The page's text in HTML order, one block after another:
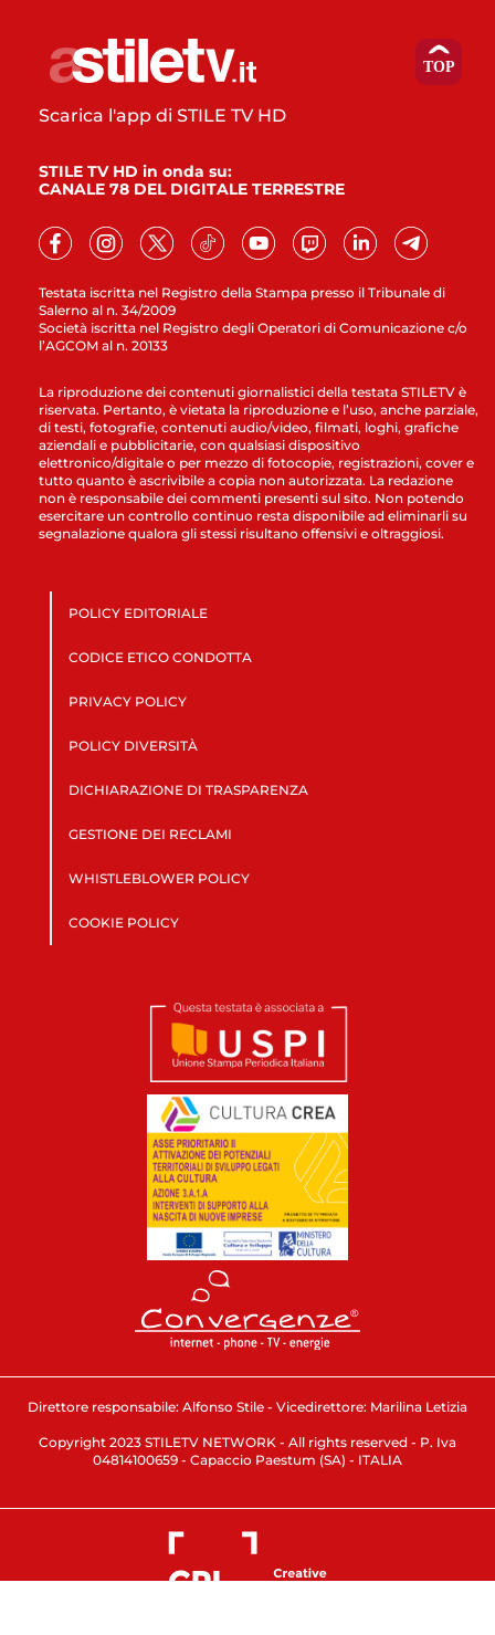
Testata iscritta nel Registro della Stampa presso il Tribunale di
Salerno al n. 34/2009
Società iscritta nel Registro degli Operatori di Comunicazione c/o
l’AGCOM al n. 20133
Scarica l'app di STILE TV HD
STILE TV HD in onda su:
CANALE 78 DEL DIGITALE TERRESTRE
La riproduzione dei contenuti giornalistici della testata STILETV è
riservata. Pertanto, è vietata la riproduzione e l’uso, anche parziale,
di testi, fotografie, contenuti audio/video, filmati, loghi, grafiche
aziendali e pubblicitarie, con qualsiasi dispositivo
elettronico/digitale o per mezzo di fotocopie, registrazioni, cover e
tutto quanto è ascrivibile a copia non autorizzata. La redazione
non è responsabile dei commenti presenti sul sito. Non potendo
esercitare un controllo continuo resta disponibile ad eliminarli su
segnalazione qualora gli stessi risultano offensivi e oltraggiosi.
POLICY EDITORIALE
CODICE ETICO CONDOTTA
PRIVACY POLICY
POLICY DIVERSITÀ
DICHIARAZIONE DI TRASPARENZA
GESTIONE DEI RECLAMI
WHISTLEBLOWER POLICY
COOKIE POLICY
Direttore responsabile: Alfonso Stile - Vicedirettore: Marilina Letizia
Copyright 2023 STILETV NETWORK - All rights reserved - P. Iva
04814100659 - Capaccio Paestum (SA) - ITALIA